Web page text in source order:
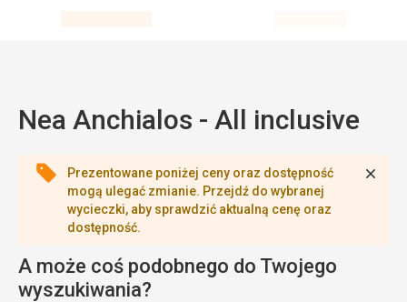
Nea Anchialos - All inclusive
Prezentowane poniżej ceny oraz dostępność
mogą ulegać zmianie. Przejdź do wybranej
wycieczki, aby sprawdzić aktualną cenę oraz
dostępność.
A może coś podobnego do Twojego
wyszukiwania?